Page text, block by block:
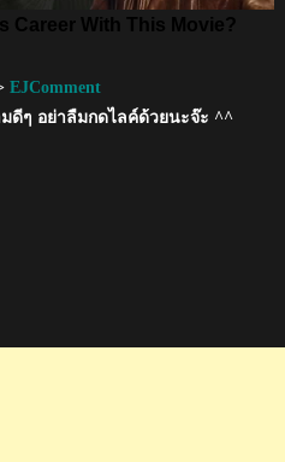
EJComment
ดีๆ อย่าลืมกดไลค์ด้วยนะจ๊ะ ^^